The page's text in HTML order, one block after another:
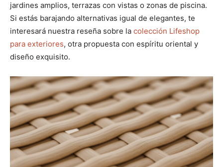
jardines amplios, terrazas con vistas o zonas de piscina.
Si estás barajando alternativas igual de elegantes, te
interesará nuestra reseña sobre la colección Lifeshop
para exteriores, otra propuesta con espíritu oriental y
diseño exquisito.